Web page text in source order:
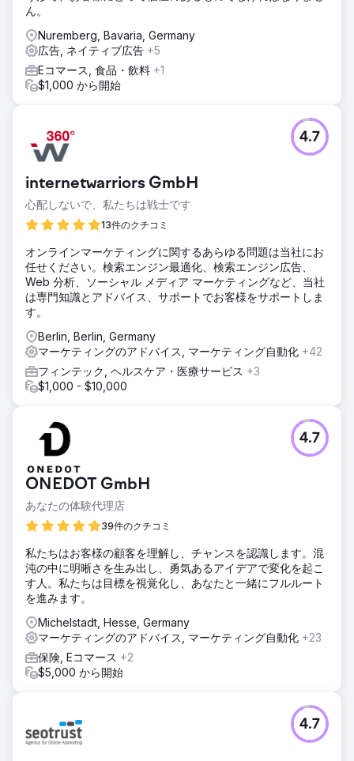
ん。
Nuremberg, Bavaria, Germany
広告, ネイティブ広告 +5
Eコマース, 食品・飲料 +1
$1,000 から開始
internetwarriors GmbH
心配しないで、私たちは戦士です
13件のクチコミ
4.7
オンラインマーケティングに関するあらゆる問題は当社にお
任せください。検索エンジン最適化、検索エンジン広告、
Web 分析、ソーシャル メディア マーケティングなど、当社
は専門知識とアドバイス、サポートでお客様をサポートしま
す。
Berlin, Berlin, Germany
マーケティングのアドバイス, マーケティング自動化 +42
フィンテック, ヘルスケア・医療サービス +3
$1,000 - $10,000
ONEDOT GmbH
あなたの体験代理店
39件のクチコミ
4.7
私たちはお客様の顧客を理解し、チャンスを認識します。混
沌の中に明晰さを生み出し、勇気あるアイデアで変化を起こ
す人。私たちは目標を視覚化し、あなたと一緒にフルルート
を進みます。
Michelstadt, Hesse, Germany
マーケティングのアドバイス, マーケティング自動化 +23
保険, Eコマース +2
$5,000 から開始
4.7